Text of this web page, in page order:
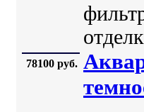
78100 руб.